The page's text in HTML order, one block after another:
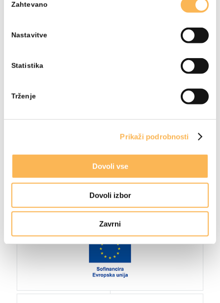
soglasja
Zahtevano
Nastavitve
Statistika
Trženje
Prikaži podrobnosti
Dovoli vse
Dovoli izbor
Zavrni